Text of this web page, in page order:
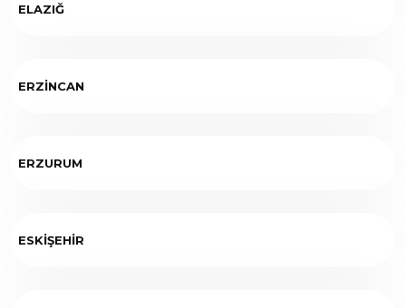
ELAZIĞ
ERZİNCAN
ERZURUM
ESKİŞEHİR